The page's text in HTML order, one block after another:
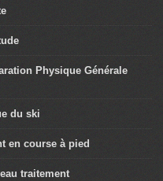
Physique Générale
du ski
en course à pied
traitement